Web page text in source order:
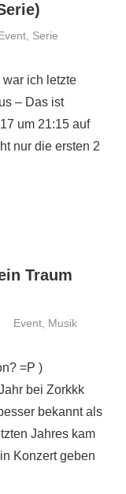
, Serie
ich letzte
– Das ist
um 21:15 auf
nur die ersten 2
Traum
Event, Musik
=P )
bei Zorkkk
bekannt als
Jahres kam
Konzert geben